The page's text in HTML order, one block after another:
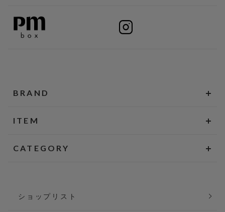
BRAND
ITEM
CATEGORY
ショップリスト